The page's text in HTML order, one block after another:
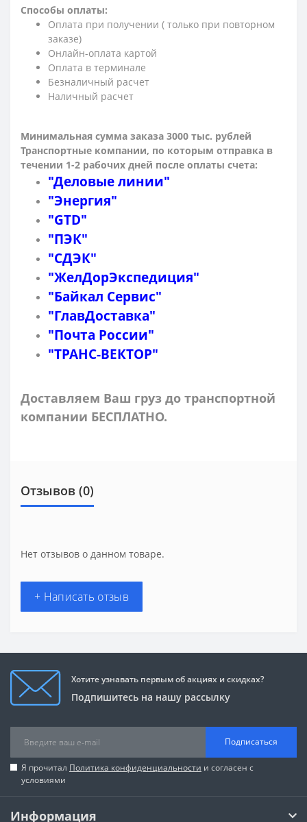
Способы оплаты:
Оплата при получении ( только при повторном
заказе)
Онлайн-оплата картой
Оплата в терминале
Безналичный расчет
Наличный расчет
Минимальная сумма заказа 3000 тыс. рублей
Транспортные компании, по которым отправка в
течении 1-2 рабочих дней после оплаты счета:
"Деловые линии"
"Энергия"
"GTD"
"ПЭК"
"СДЭК"
"ЖелДорЭкспедиция"
"Байкал Сервис"
"ГлавДоставка"
"Почта России"
"ТРАНС-ВЕКТОР"
Доставляем Ваш груз до транспортной
компании БЕСПЛАТНО.
Отзывов (0)
Нет отзывов о данном товаре.
+ Написать отзыв
Хотите узнавать первым об акциях и скидках?
Подпишитесь на нашу рассылку
Подписаться
Я прочитал Политика конфиденциальности и согласен с
условиями
Информация